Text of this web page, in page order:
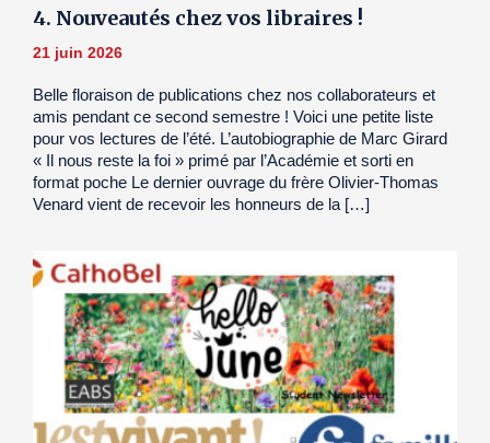
4. Nouveautés chez vos libraires !
21 juin 2026
Belle floraison de publications chez nos collaborateurs et
amis pendant ce second semestre ! Voici une petite liste
pour vos lectures de l’été. L’autobiographie de Marc Girard
« Il nous reste la foi » primé par l’Académie et sorti en
format poche Le dernier ouvrage du frère Olivier-Thomas
Venard vient de recevoir les honneurs de la […]